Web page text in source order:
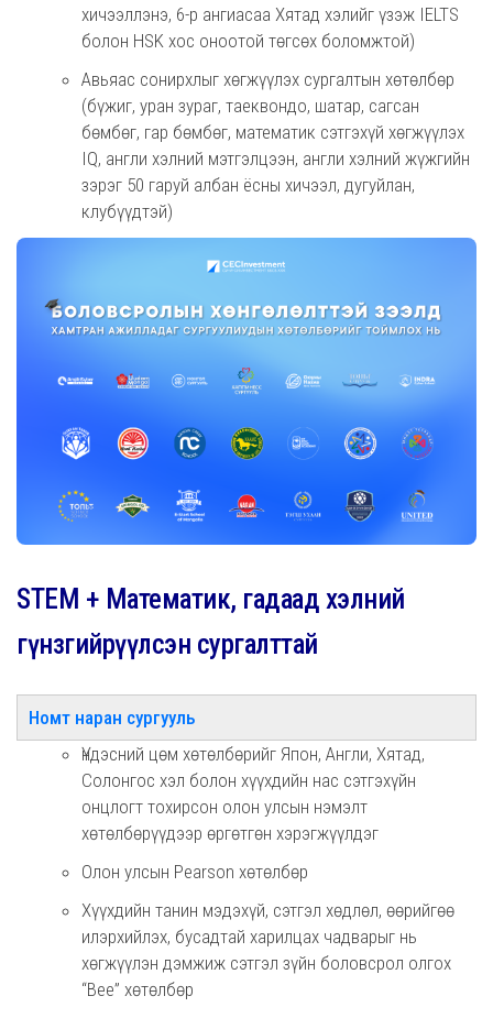
хичээллэнэ, 6-р ангиасаа Хятад хэлийг үзэж IELTS
болон HSK хос оноотой төгсөх боломжтой)
Авьяас сонирхлыг хөгжүүлэх сургалтын хөтөлбөр
(бүжиг, уран зураг, таеквондо, шатар, сагсан
бөмбөг, гар бөмбөг, математик сэтгэхүй хөгжүүлэх
IQ, англи хэлний мэтгэлцээн, англи хэлний жүжгийн
зэрэг 50 гаруй албан ёсны хичээл, дугуйлан,
клубүүдтэй)
STEM + Математик, гадаад хэлний
гүнзгийрүүлсэн сургалттай
Номт наран сургууль
Үндэсний цөм хөтөлбөрийг Япон, Англи, Хятад,
Солонгос хэл болон хүүхдийн нас сэтгэхүйн
онцлогт тохирсон олон улсын нэмэлт
хөтөлбөрүүдээр өргөтгөн хэрэгжүүлдэг
Олон улсын Pearson хөтөлбөр
Хүүхдийн танин мэдэхүй, сэтгэл хөдлөл, өөрийгөө
илэрхийлэх, бусадтай харилцах чадварыг нь
хөгжүүлэн дэмжиж сэтгэл зүйн боловсрол олгох
“Bee” хөтөлбөр